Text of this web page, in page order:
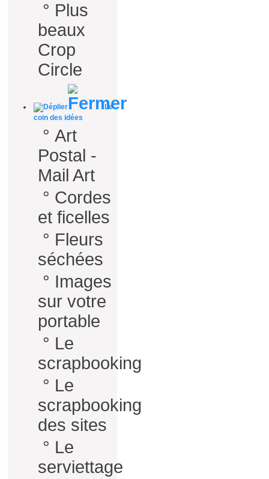
° Plus
beaux
Crop
Circle
Le
coin des idées
° Art
Postal -
Mail Art
° Cordes
et ficelles
° Fleurs
séchées
° Images
sur votre
portable
° Le
scrapbooking
° Le
scrapbooking
des sites
° Le
serviettage